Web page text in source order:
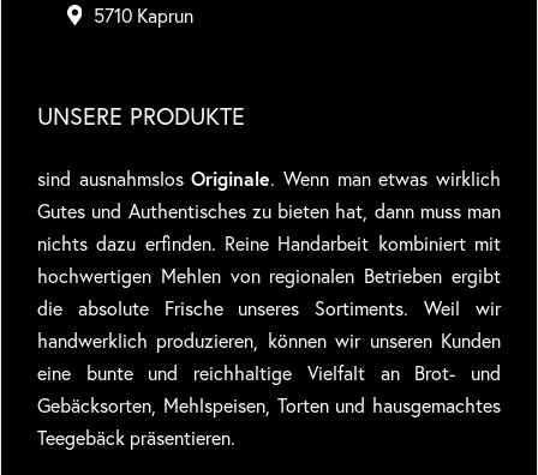
UNSERE PRODUKTE
sind ausnahmslosOriginale. Wenn man etwas wirklich
Gutes und Authentisches zu bieten hat, dann muss man
nichts dazu erfinden. Reine Handarbeit kombiniert mit
hochwertigen Mehlen von regionalen Betrieben ergibt
die absolute Frische unseres Sortiments. Weil wir
handwerklich produzieren, können wir unseren Kunden
eine bunte und reichhaltige Vielfalt an Brot- und
Gebäcksorten, Mehlspeisen, Torten und hausgemachtes
Teegebäck präsentieren.
5710 Kaprun